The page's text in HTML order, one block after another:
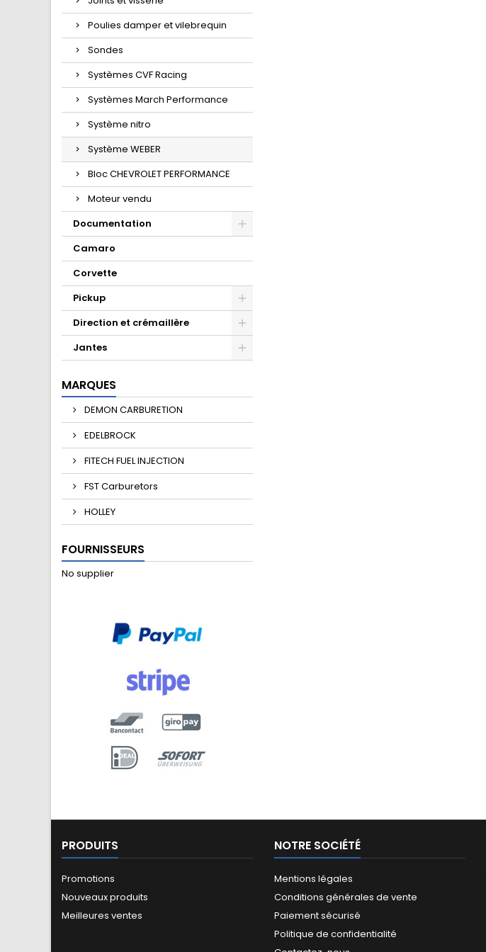
Poulies damper et vilebrequin
Sondes
Systèmes CVF Racing
Systèmes March Performance
Système nitro
Système WEBER
Bloc CHEVROLET PERFORMANCE
Moteur vendu
Documentation
Camaro
Corvette
Pickup
Direction et crémaillère
Jantes
MARQUES
DEMON CARBURETION
EDELBROCK
FITECH FUEL INJECTION
FST Carburetors
HOLLEY
FOURNISSEURS
No supplier
PRODUITS
Promotions
Nouveaux produits
Meilleures ventes
NOTRE SOCIÉTÉ
Mentions légales
Conditions générales de vente
Paiement sécurisé
Politique de confidentialité